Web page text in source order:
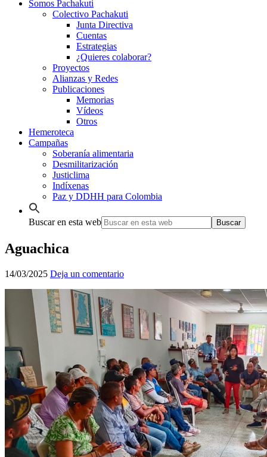
Somos Pachakuti
Colectivo Pachakuti
Junta Directiva
Cuentas
Estrategias
¿Quieres colaborar?
Proyectos
Alianzas y Redes
Publicaciones
Memorias
Vídeos
Otros
Hemeroteca
Campañas
Soberanía alimentaria
Desmilitarización
Justiclima
Indíxenas
Paz y DDHH para Colombia
Buscar en esta web
Aguachica
14/03/2025 Deja un comentario